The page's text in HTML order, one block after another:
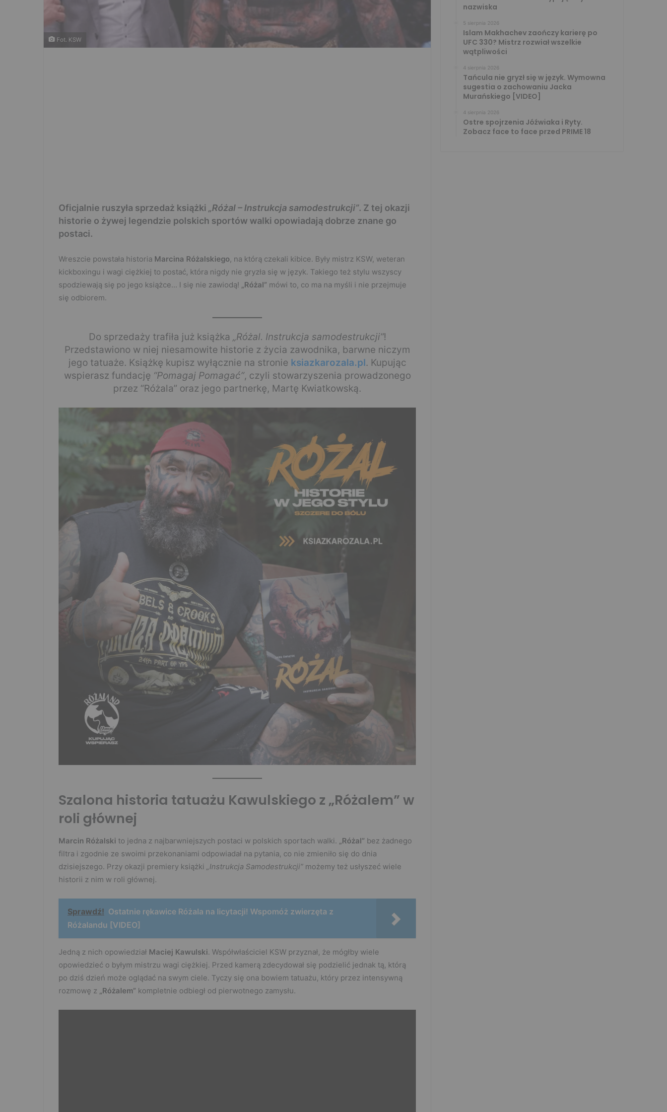
Fot. KSW
Oficjalnie ruszyła sprzedaż książki „Różal – Instrukcja samodestrukcji”. Z tej okazji
historie o żywej legendzie polskich sportów walki opowiadają dobrze znane go
postaci.
Wreszcie powstała historia Marcina Różalskiego, na którą czekali kibice. Były mistrz KSW, weteran
kickboxingu i wagi ciężkiej to postać, która nigdy nie gryzła się w język. Takiego też stylu wszyscy
spodziewają się po jego książce… I się nie zawiodą! „Różal” mówi to, co ma na myśli i nie przejmuje
się odbiorem.
Do sprzedaży trafiła już książka „Różal. Instrukcja samodestrukcji”!
Przedstawiono w niej niesamowite historie z życia zawodnika, barwne niczym
jego tatuaże. Książkę kupisz wyłącznie na stronie ksiazkarozala.pl. Kupując
wspierasz fundację “Pomagaj Pomagać”, czyli stowarzyszenia prowadzonego
przez “Różala” oraz jego partnerkę, Martę Kwiatkowską.
Szalona historia tatuażu Kawulskiego z „Różalem” w
roli głównej
Marcin Różalski to jedna z najbarwniejszych postaci w polskich sportach walki. „Różal” bez żadnego
filtra i zgodnie ze swoimi przekonaniami odpowiadał na pytania, co nie zmieniło się do dnia
dzisiejszego. Przy okazji premiery książki „Instrukcja Samodestrukcji” możemy też usłyszeć wiele
historii z nim w roli głównej.
Sprawdź! Ostatnie rękawice Różala na licytacji! Wspomóż zwierzęta z
Różalandu [VIDEO]
Jedną z nich opowiedział Maciej Kawulski. Współwłaściciel KSW przyznał, że mógłby wiele
opowiedzieć o byłym mistrzu wagi ciężkiej. Przed kamerą zdecydował się podzielić jednak tą, którą
po dziś dzień może oglądać na swym ciele. Tyczy się ona bowiem tatuażu, który przez intensywną
rozmowę z „Różalem” kompletnie odbiegł od pierwotnego zamysłu.
nazwiska
5 sierpnia 2026
Islam Makhachev zaończy karierę po
UFC 330? Mistrz rozwiał wszelkie
wątpliwości
4 sierpnia 2026
Tańcula nie gryzł się w język. Wymowna
sugestia o zachowaniu Jacka
Murańskiego [VIDEO]
4 sierpnia 2026
Ostre spojrzenia Jóźwiaka i Ryty.
Zobacz face to face przed PRIME 18